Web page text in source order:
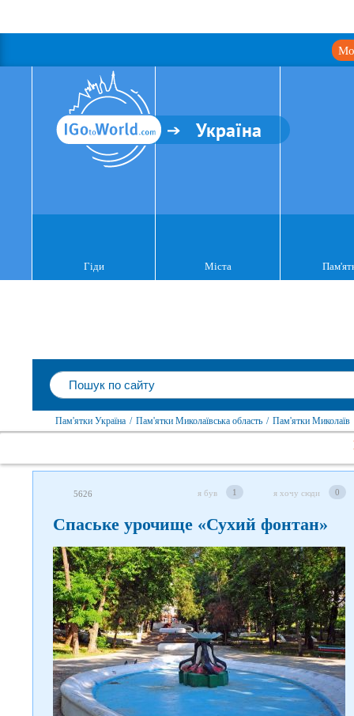
Україна
Гіди Міста
Пам'ятки Україна / Пам'ятки Миколаївська область / Пам'ятки Миколаїв
5626 я був 1 я хочу сюди 0
Спаське урочище «Сухий фонтан»
Слідкуйте за нами в соцмережах